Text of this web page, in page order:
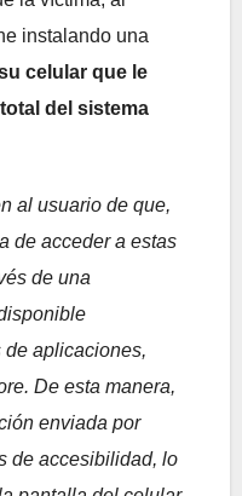
instalando una
celular que le
del sistema
al usuario de que,
de acceder a estas
de una
aplicaciones,
De esta manera,
enviada por
de accesibilidad, lo